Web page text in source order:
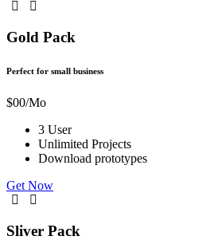
Gold Pack
Perfect for small business
$00/Mo
3 User
Unlimited Projects
Download prototypes
Get Now
Sliver Pack